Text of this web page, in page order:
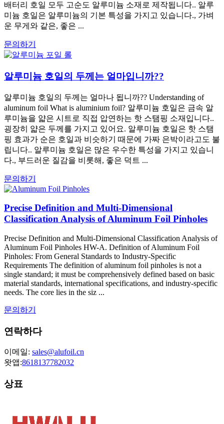
배터리 호일 모두 고순도 알루미늄 소재로 제작됩니다.. 알루
미늄 호일은 알루미늄의 기본 특성을 가지고 있습니다., 가벼
운 무게와 같은, 좋은 ...
문의하기
알루미늄 호일의 두께는 얼마입니까??
알루미늄 호일의 두께는 얼마나 됩니까?? Understanding of
aluminum foil What is aluminium foil? 알루미늄 호일은 금속 알
루미늄을 얇은 시트로 직접 압연하는 핫 스탬핑 소재입니다..
굉장히 얇은 두께를 가지고 있어요. 알루미늄 호일은 핫 스탬
핑 효과가 순은 호일과 비슷하기 때문에 가짜 은박이라고도 불
립니다.. 알루미늄 호일은 많은 우수한 특성을 가지고 있습니
다., 부드러운 질감을 비롯해, 좋은 덕트 ...
문의하기
Precise Definition and Multi-Dimensional
Classification Analysis of Aluminum Foil Pinholes
Precise Definition and Multi-Dimensional Classification Analysis of
Aluminum Foil Pinholes HW-A. Definition of Aluminum Foil
Pinholes: From General Standards to Industry-Specific
Requirements The definition of aluminum foil pinholes is not a
single standard; it must be comprehensively defined based on basic
material standards, international specifications, and industry-specific
needs. The core lies in the siz ...
문의하기
연락하다
이메일: sales@alufoil.cn
왓앱:8618137782032
상표